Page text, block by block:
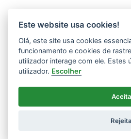
Este website usa cookies!
Olá, este site usa cookies
funcionamento e cookies de
utilizador interage com ele.
utilizador. Escolher